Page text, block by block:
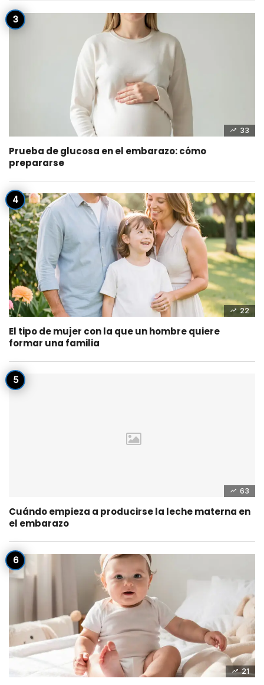
33
Prueba de glucosa en el embarazo: cómo
prepararse
22
El tipo de mujer con la que un hombre quiere
formar una familia
63
Cuándo empieza a producirse la leche materna en
el embarazo
21